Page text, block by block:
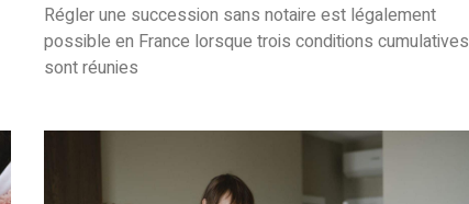
Régler une succession sans notaire est légalement
possible en France lorsque trois conditions cumulatives
sont réunies